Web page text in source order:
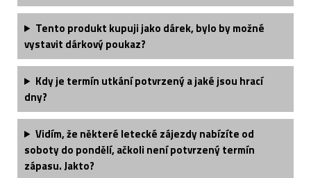
Tento produkt kupuji jako dárek, bylo by možné
vystavit dárkový poukaz?
Kdy je termín utkání potvrzený a jaké jsou hrací
dny?
Vidím, že některé letecké zájezdy nabízíte od
soboty do pondělí, ačkoli není potvrzený termín
zápasu. Jakto?